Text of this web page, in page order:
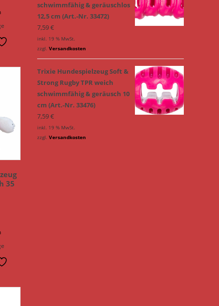
35
schwimmfähig & geräuschlos
12,5 cm (Art.-Nr. 33472)
7,59€
inkl. 19 % MwSt.
zzgl. Versandkosten
Trixie Hundespielzeug Soft &
Strong Rugby TPR weich
schwimmfähig & geräusch 10
cm (Art.-Nr. 33476)
7,59€
inkl. 19 % MwSt.
zzgl. Versandkosten